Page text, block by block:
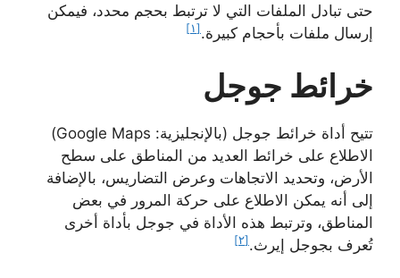
حتى تبادل الملفات التي لا ترتبط بحجم محدد، فيمكن
إرسال ملفات بأحجام كبيرة. [١]
خرائط جوجل
تتيح أداة خرائط جوجل (بالإنجليزية: Google Maps)
الاطلاع على خرائط العديد من المناطق على سطح
الأرض، وتحديد الاتجاهات وعرض التضاريس، بالإضافة
إلى أنه يمكن الاطلاع على حركة المرور في بعض
المناطق، وترتبط هذه الأداة في جوجل بأداة أخرى
تُعرف بجوجل إيرث. [٢]